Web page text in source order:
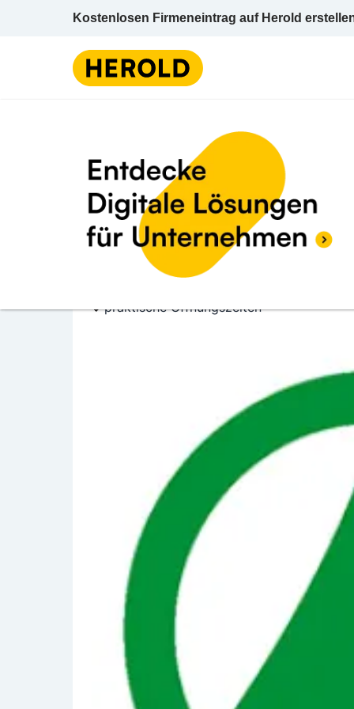
Kostenlosen Firmeneintrag auf Herold
Lebensmittel /
3.9 (3)3 BEWERTUNGEN BEWERTUNG
INTERSPAR
Zehnergürtel 12-24 2700 Wiener Neustadt
Lebensmittel / Einzelhandel
praktische Öffnungszeiten